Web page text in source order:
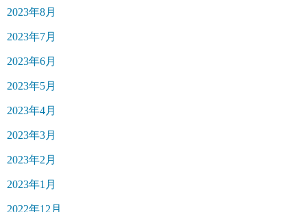
2023年8月
2023年7月
2023年6月
2023年5月
2023年4月
2023年3月
2023年2月
2023年1月
2022年12月